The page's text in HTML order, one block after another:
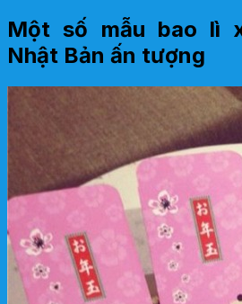
Một số mẫu bao lì
Nhật Bản ấn tượng